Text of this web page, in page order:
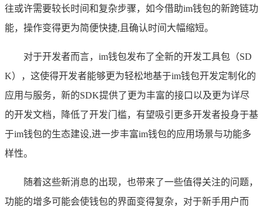
往或许需要较长时间和复杂步骤，如今借助im钱包的新跨链功
能，操作变得更为简便快捷,且确认时间大幅缩短。
对于开发者而言，im钱包发布了全新的开发工具包（SD
K），这使得开发者能够更为轻松地基于im钱包开发定制化的
应用与服务，新的SDK提供了更为丰富的接口以及更为详尽
的开发文档，降低了开发门槛，有望吸引更多开发者投身于基
于im钱包的生态建设,进一步丰富im钱包的应用场景与功能多
样性。
随着这些新消息的出现，也带来了一些值得关注的问题，
功能的增多可能会使钱包的界面变得复杂，对于新手用户而